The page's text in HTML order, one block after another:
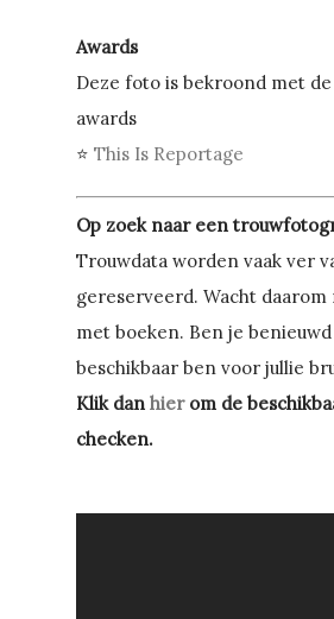
Awards
Deze foto is bekroond met
awards
⭐This Is Reportage
Op zoek naar een
Trouwdata worden vaak ver
gereserveerd. Wacht
met boeken. Ben je
beschikbaar ben voor jullie
Klik danhierom de
checken.